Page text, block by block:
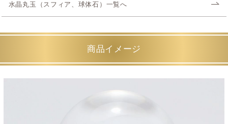
水晶丸玉（スフィア、球体石）一覧へ
商品イメージ